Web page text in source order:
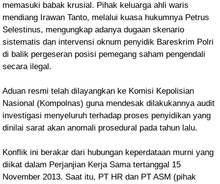
memasuki babak krusial. Pihak keluarga ahli waris
mendiang Irawan Tanto, melalui kuasa hukumnya Petrus
Selestinus, mengungkap adanya dugaan skenario
sistematis dan intervensi oknum penyidik Bareskrim Polri
di balik pergeseran posisi pemegang saham pengendali
secara ilegal.
Aduan resmi telah dilayangkan ke Komisi Kepolisian
Nasional (Kompolnas) guna mendesak dilakukannya audit
investigasi menyeluruh terhadap proses penyidikan yang
dinilai sarat akan anomali prosedural pada tahun lalu.
Konflik ini berakar dari hubungan keperdataan murni yang
diikat dalam Perjanjian Kerja Sama tertanggal 15
November 2013. Saat itu, PT HR dan PT ASM (pihak